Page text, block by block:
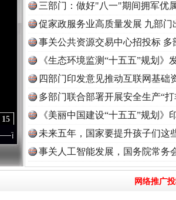
15
⑧加强纪律..·[视频]牢记初心使命 奋进复兴征程丨“转折
三部门：做好"八一"期间拥军优
促家政服务业高质量发展 九部门
事关公共资源交易中心招投标 多
《生态环境监测“十五五”规划》
读
四部门印发意见推动互联网基础
多部门联合部署开展安全生产“
《美丽中国建设“十五五”规划》
未来五年，国家要提升孩子们这
事关人工智能发展，国务院常务
网络推广